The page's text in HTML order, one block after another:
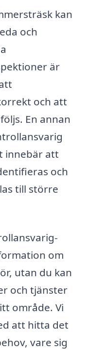
kan
och
är
och att
En annan
innebär att
och
till större
om
utan du kan
och tjänster
område. Vi
att hitta det
vare sig